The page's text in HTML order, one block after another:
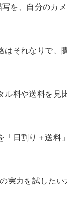
を、自分のカ
はそれなりで、
ル料や送料を見
「日割り＋送料
実力を試したい